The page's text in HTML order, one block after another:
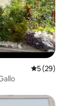
5 (29)
de Gallo